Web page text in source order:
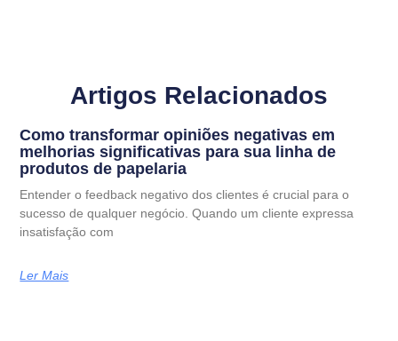
Artigos Relacionados
Como transformar opiniões negativas em
melhorias significativas para sua linha de
produtos de papelaria
Entender o feedback negativo dos clientes é crucial para o
sucesso de qualquer negócio. Quando um cliente expressa
insatisfação com
Ler Mais